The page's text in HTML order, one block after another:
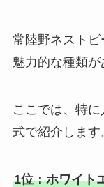
常陸野ネスト
魅力的な種類が
ここでは、特
式で紹介します
1位：ホワイト